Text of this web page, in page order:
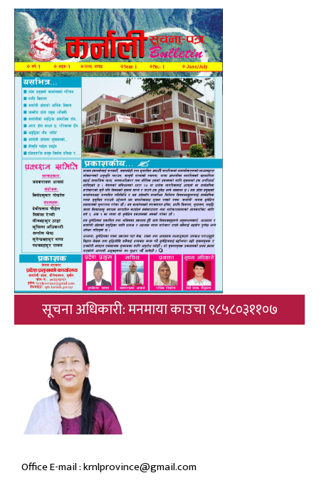
सूचना अधिकारी: मनमाया काउचा ९८५८०३११०७
Office E-mail : krnlprovince@gmail.com